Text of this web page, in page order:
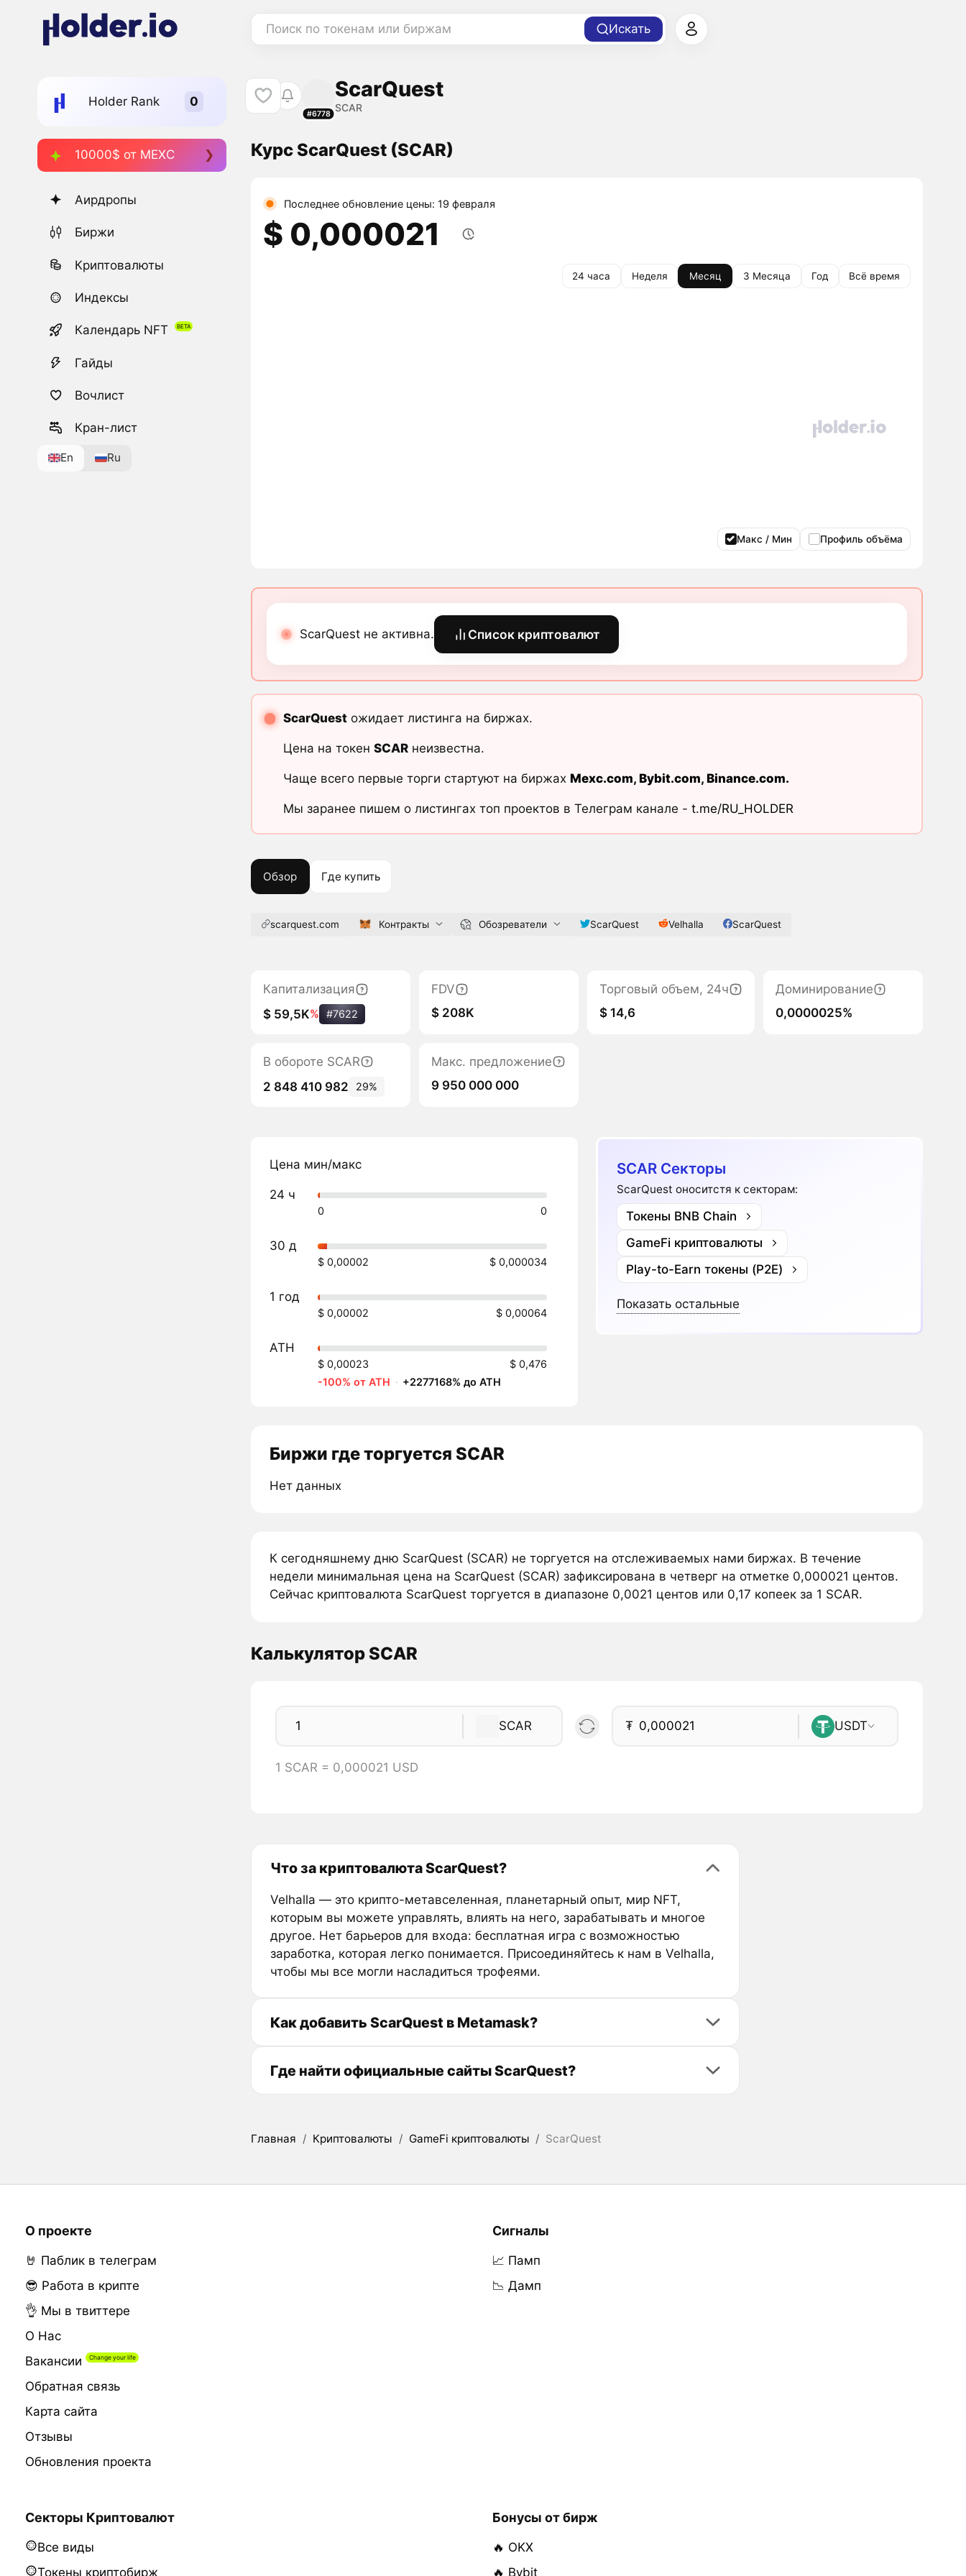
Поиск по токенам или биржам Искать
Holder Rank
10000$ от MEXC
Аирдропы
Биржи
Криптовалюты
Индексы
Календарь NFT
Гайды
Вочлист
Кран-лист
En Ru
#6778
ScarQuest
SCAR
Курс ScarQuest (SCAR)
Последнее обновление цены: 19 февраля
$ 0,000021
24 часа Неделя Месяц 3 Месяца Год Всё время
Макс / Мин Профиль объёма
ScarQuest не активна. Список криптовалют
ScarQuestожидает листинга на биржах.
Цена на токен SCARнеизвестна.
Чаще всего первые торги стартуют на биржах Mexc.com, Bybit.com, Binance.com.
Мы заранее пишем о листингах топ проектов в Телеграм канале - t.me/RU_HOLDER
Обзор Где купить
scarquest.com Контракты Обозреватели ScarQuest Velhalla ScarQuest
Капитализация
$ 59,5K% #7622
FDV
$ 208K
Торговый объем, 24ч
$ 14,6
Доминирование
0,0000025%
В обороте SCAR
2 848 410 982
29%
Макс. предложение
9 950 000 000
Цена мин/макс
24 ч
0 0
30 д
$ 0,00002 $ 0,000034
1 год
$ 0,00002 $ 0,00064
ATH
$ 0,00023
$ 0,476
-100% от ATH · +2277168% до ATH
SCAR Секторы
ScarQuest оноситстя к секторам:
Токены BNB Chain
GameFi криптовалюты
Play-to-Earn токены (P2E)
Показать остальные
Биржи где торгуется SCAR
Нет данных
К сегодняшнему дню ScarQuest (SCAR) не торгуется на отслеживаемых нами биржах. В течение
недели минимальная цена на ScarQuest (SCAR) зафиксирована в четверг на отметке 0,000021 центов.
Сейчас криптовалюта ScarQuest торгуется в диапазоне 0,0021 центов или 0,17 копеек за 1 SCAR.
Калькулятор SCAR
SCAR ₮ USDT
1 SCAR = 0,000021 USD
Что за криптовалюта ScarQuest?
Velhalla — это крипто-метавселенная, планетарный опыт, мир NFT,
которым вы можете управлять, влиять на него, зарабатывать и многое
другое. Нет барьеров для входа: бесплатная игра с возможностью
заработка, которая легко понимается. Присоединяйтесь к нам в Velhalla,
чтобы мы все могли насладиться трофеями.
Как добавить ScarQuest в Metamask?
Где найти официальные сайты ScarQuest?
Главная / Криптовалюты / GameFi криптовалюты / ScarQuest
О проекте
🤘 Паблик в телеграм
😎 Работа в крипте
👌 Мы в твиттере
О Нас
Вакансии
Обратная связь
Карта сайта
Отзывы
Обновления проекта
Сигналы
📈 Памп
📉 Дамп
Секторы Криптовалют
Все виды
Токены криптобирж
Бонусы от бирж
🔥 OKX
🔥 Bybit